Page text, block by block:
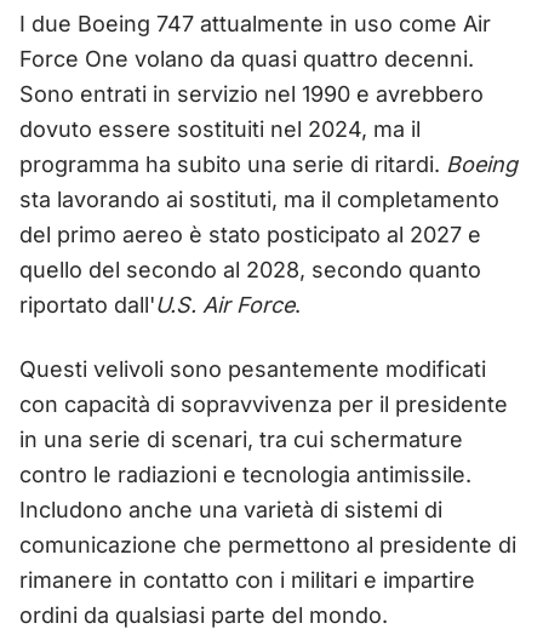
I due Boeing 747 attualmente in uso come Air
Force One volano da quasi quattro decenni.
Sono entrati in servizio nel 1990 e avrebbero
dovuto essere sostituiti nel 2024, ma il
programma ha subito una serie di ritardi. Boeing
sta lavorando ai sostituti, ma il completamento
del primo aereo è stato posticipato al 2027 e
quello del secondo al 2028, secondo quanto
riportato dall'U.S. Air Force.
Questi velivoli sono pesantemente modificati
con capacità di sopravvivenza per il presidente
in una serie di scenari, tra cui schermature
contro le radiazioni e tecnologia antimissile.
Includono anche una varietà di sistemi di
comunicazione che permettono al presidente di
rimanere in contatto con i militari e impartire
ordini da qualsiasi parte del mondo.